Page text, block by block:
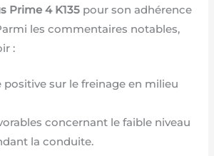
Prime 4 K135 pour son adhérence
les commentaires notables,
:
positive sur le freinage en milieu
concernant le faible niveau
la conduite.